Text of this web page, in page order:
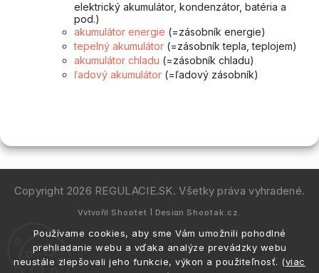
Používame cookies, aby sme Vám umožnili pohodlné
prehliadanie webu a vďaka analýze prevádzky webu
neustále zlepšovali jeho funkcie, výkon a použiteľnosť. (viac
elektrický akumulátor, kondenzátor, batéria a
pod.)
akumulátor energie (=zásobník energie)
tepelný akumulátor (=zásobník tepla, teplojem)
akumulátor chladu (=zásobník chladu)
ľadový akumulátor (=ľadový zásobník)
Copyright 2026 REGULACIE.SK. Všetky práva vyhradené.
Vytvořil Shoptet | Design Shoptak.cz.